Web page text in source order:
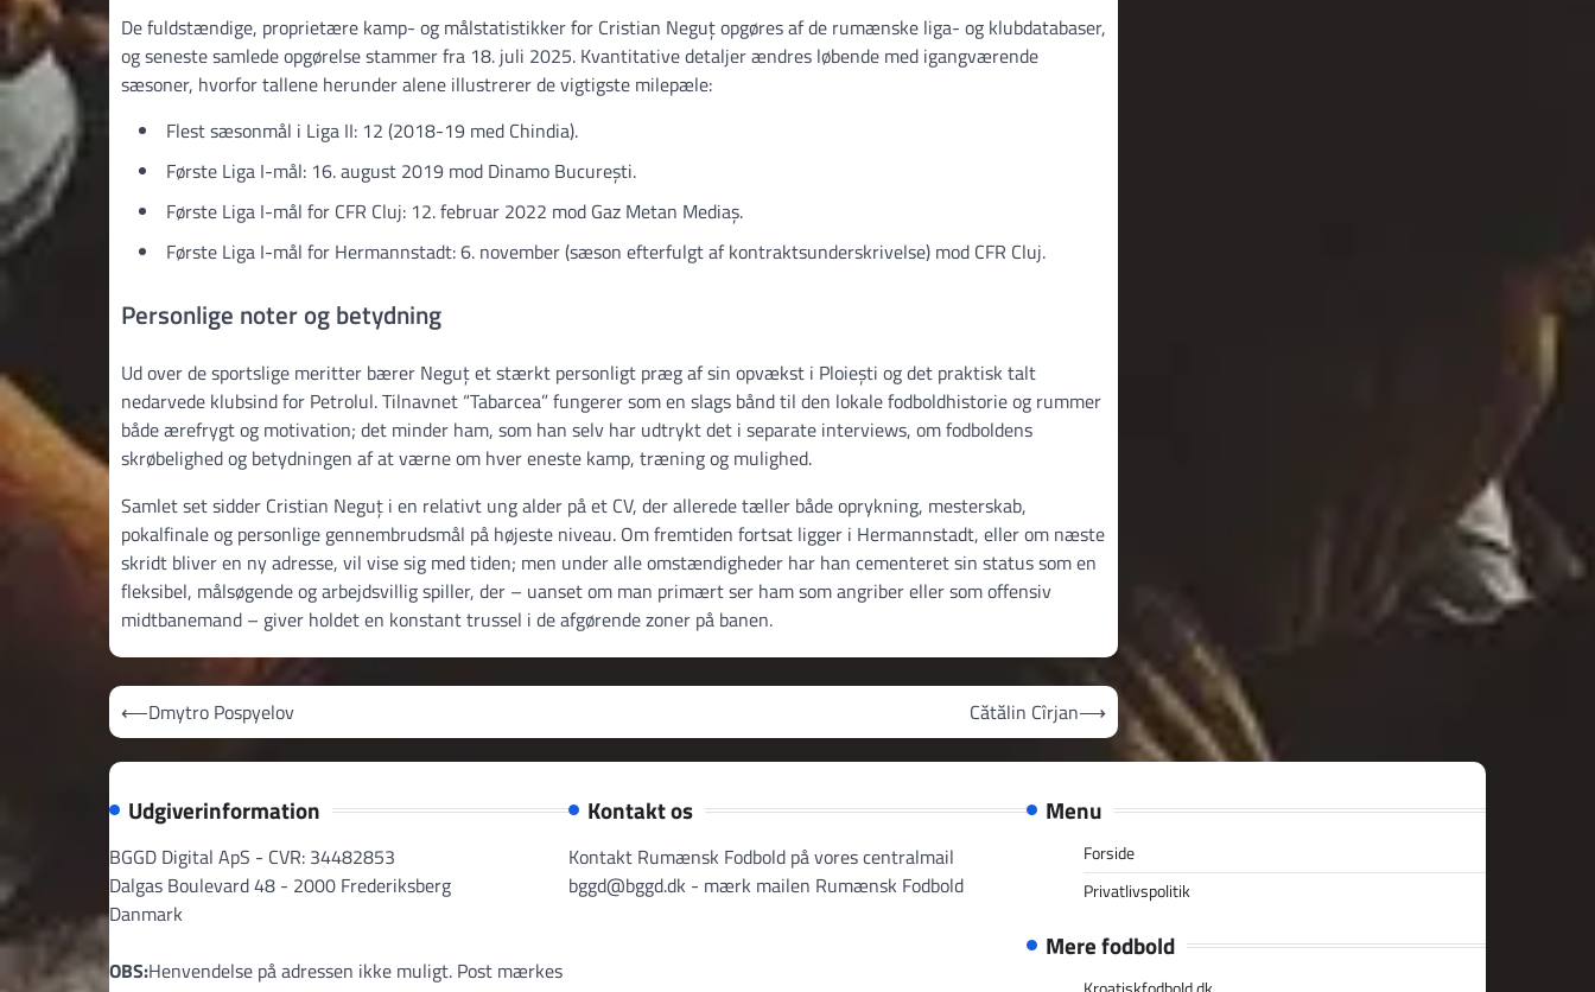
De fuldstændige, proprietære kamp- og målstatistikker for Cristian Neguț opgøres af de rumænske liga- og klubdatabaser,
og seneste samlede opgørelse stammer fra 18. juli 2025. Kvantitative detaljer ændres løbende med igangværende
sæsoner, hvorfor tallene herunder alene illustrerer de vigtigste milepæle:
Flest sæsonmål i Liga II: 12 (2018-19 med Chindia).
Første Liga I-mål: 16. august 2019 mod Dinamo București.
Første Liga I-mål for CFR Cluj: 12. februar 2022 mod Gaz Metan Mediaș.
Første Liga I-mål for Hermannstadt: 6. november (sæson efterfulgt af kontraktsunderskrivelse) mod CFR Cluj.
Personlige noter og betydning
Ud over de sportslige meritter bærer Neguț et stærkt personligt præg af sin opvækst i Ploiești og det praktisk talt
nedarvede klubsind for Petrolul. Tilnavnet “Tabarcea” fungerer som en slags bånd til den lokale fodboldhistorie og rummer
både ærefrygt og motivation; det minder ham, som han selv har udtrykt det i separate interviews, om fodboldens
skrøbelighed og betydningen af at værne om hver eneste kamp, træning og mulighed.
Samlet set sidder Cristian Neguț i en relativt ung alder på et CV, der allerede tæller både oprykning, mesterskab,
pokalfinale og personlige gennembrudsmål på højeste niveau. Om fremtiden fortsat ligger i Hermannstadt, eller om næste
skridt bliver en ny adresse, vil vise sig med tiden; men under alle omstændigheder har han cementeret sin status som en
fleksibel, målsøgende og arbejdsvillig spiller, der – uanset om man primært ser ham som angriber eller som offensiv
midtbanemand – giver holdet en konstant trussel i de afgørende zoner på banen.
Indlægsnavigation
⟵Dmytro Pospyelov Cătălin Cîrjan⟶
Udgiverinformation
BGGD Digital ApS - CVR: 34482853
Dalgas Boulevard 48 - 2000 Frederiksberg
Danmark
OBS:Henvendelse på adressen ikke muligt. Post mærkes
Kontakt os
Kontakt Rumænsk Fodbold på vores centralmail
bggd@bggd.dk - mærk mailen Rumænsk Fodbold
Menu
Forside
Privatlivspolitik
Mere fodbold